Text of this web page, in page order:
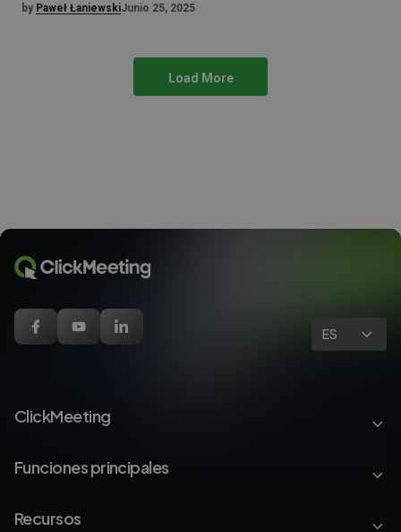
by Paweł ŁaniewskiJunio 25, 2025
Load More
ES
ClickMeeting
Funciones principales
Recursos